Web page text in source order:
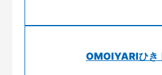
OMOIYARIひき